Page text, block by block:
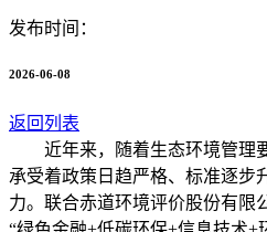
发布时间：
2026-06-08
返回列表
近年来，随着生态环境管理
承受着政策日趋严格、标准逐步
力。联合赤道环境评价股份有限